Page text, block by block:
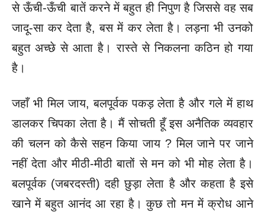
से ऊँची-ऊँची बातें करने में बहुत ही निपुण है जिससे वह सब
जादू-सा कर देता है, बस में कर लेता है। लड़ना भी उनको
बहुत अच्छे से आता है। रास्ते से निकलना कठिन हो गया
है।
जहाँ भी मिल जाय, बलपूर्वक पकड़ लेता है और गले में हाथ
डालकर चिपका लेता है। मैं सोचती हूँ इस अनैतिक व्यवहार
की चलन को कैसे सहन किया जाय ? मिल जाने पर जाने
नहीं देता और मीठी-मीठी बातों से मन को भी मोह लेता है।
बलपूर्वक (जबरदस्ती) दही छुड़ा लेता है और कहता है इसे
खाने में बहुत आनंद आ रहा है। कुछ तो मन में क्रोध आने